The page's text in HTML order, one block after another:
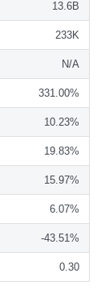
13.6B
233K
N/A
331.00%
10.23%
19.83%
15.97%
6.07%
-43.51%
0.30